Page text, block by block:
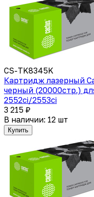
CS-TK8345K
Картридж лазерный
черный (20000стр.)
2552ci/2553ci
3 215 ₽
В наличии: 12 шт
Купить